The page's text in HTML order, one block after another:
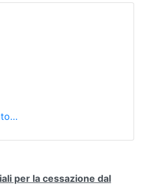
per la cessazione dal